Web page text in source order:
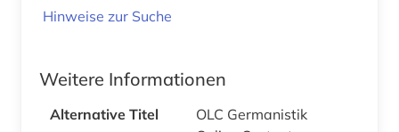
Hinweise zur Suche
Weitere Informationen
Alternative Titel
OLC Germanistik